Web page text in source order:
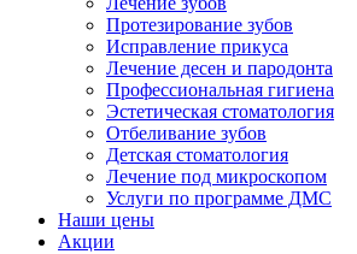
Протезирование зубов
Исправление прикуса
Лечение десен и пародонта
Профессиональная гигиена
Эстетическая стоматология
Отбеливание зубов
Детская стоматология
Лечение под микроскопом
Услуги по программе ДМС
Наши цены
Акции